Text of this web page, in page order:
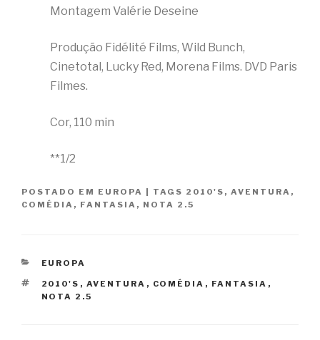
Montagem Valérie Deseine
Produção Fidélité Films, Wild Bunch,
Cinetotal, Lucky Red, Morena Films. DVD Paris
Filmes.
Cor, 110 min
**1/2
POSTADO EM EUROPA TAGS 2010'S , AVENTURA ,
COMÉDIA , FANTASIA , NOTA 2.5
CATEGORIAS
EUROPA
TAGS
2010'S , AVENTURA , COMÉDIA , FANTASIA ,
NOTA 2.5